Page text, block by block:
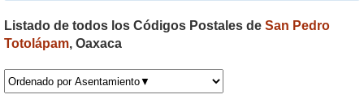
Listado de todos los Códigos Postales de San Pedro
Totolápam, Oaxaca